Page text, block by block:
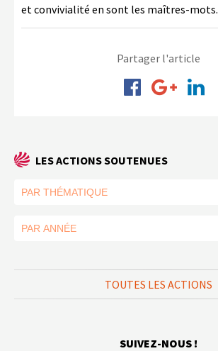
et convivialité en sont les maîtres-mots.
Partager l'article
LES ACTIONS SOUTENUES
TOUTES LES ACTIONS
SUIVEZ-NOUS !